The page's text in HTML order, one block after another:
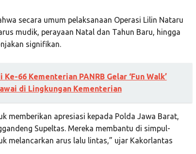
secara umum pelaksanaan Operasi Lilin Nataru
mudik, perayaan Natal dan Tahun Baru, hingga
signifikan.
66 Kementerian PANRB Gelar ‘Fun Walk’
di Lingkungan Kementerian
memberikan apresiasi kepada Polda Jawa Barat,
Supeltas. Mereka membantu di simpul-
melancarkan arus lalu lintas,” ujar Kakorlantas